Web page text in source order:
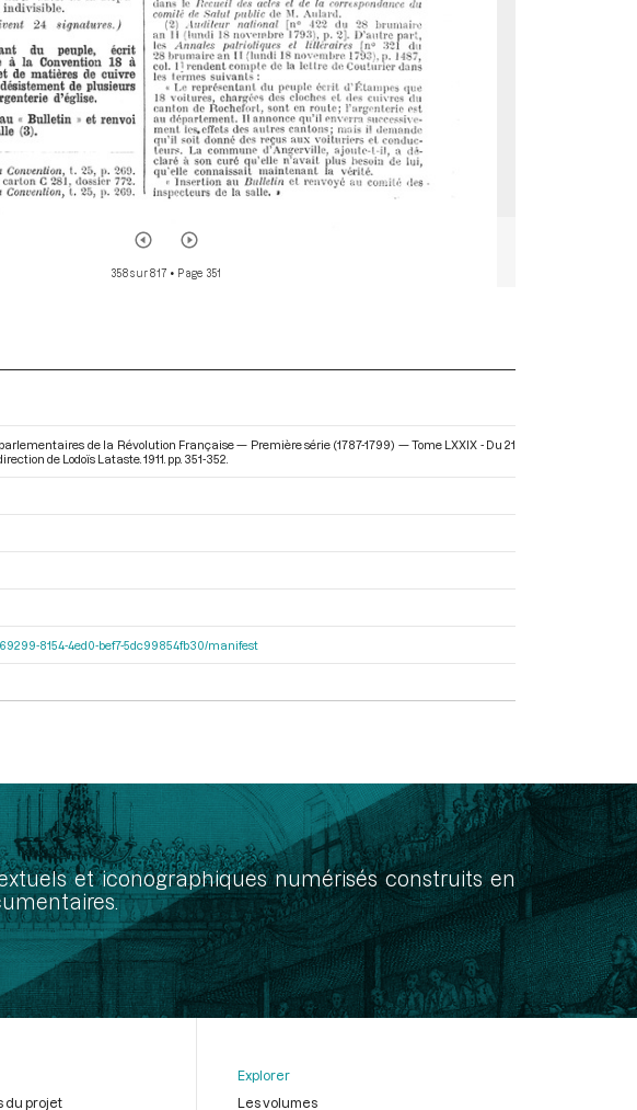
358 sur 817 • Page 351
de la Révolution Française — Première série (1787-1799) — Tome LXXIX - Du 21
de Lodoïs Lataste. 1911. pp. 351-352.
8154-4ed0-bef7-5dc99854fb30/manifest
et iconographiques numérisés construits en
du projet
Explorer
Les volumes